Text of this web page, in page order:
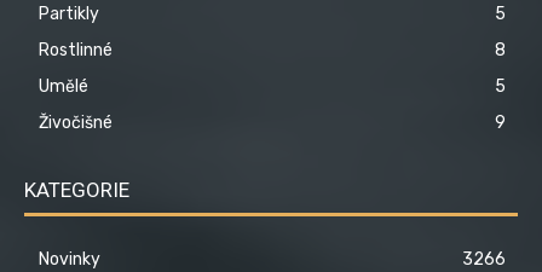
Partikly
5
Rostlinné
8
Umělé
5
Živočišné
9
KATEGORIE
Novinky
3266